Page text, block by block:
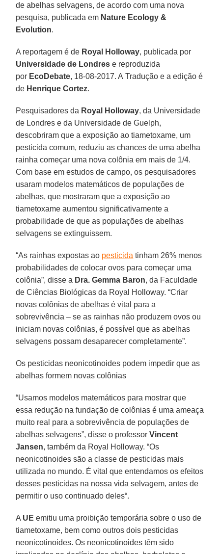
de abelhas selvagens, de acordo com uma nova
pesquisa, publicada em Nature Ecology &
Evolution.
A reportagem é de Royal Holloway, publicada por
Universidade de Londrese reproduzida
por EcoDebate, 18-08-2017. A Tradução e a edição é
de Henrique Cortez.
Pesquisadores da Royal Holloway, da Universidade
de Londres e da Universidade de Guelph,
descobriram que a exposição ao tiametoxame, um
pesticida comum, reduziu as chances de uma abelha
rainha começar uma nova colônia em mais de 1/4.
Com base em estudos de campo, os pesquisadores
usaram modelos matemáticos de populações de
abelhas, que mostraram que a exposição ao
tiametoxame aumentou significativamente a
probabilidade de que as populações de abelhas
selvagens se extinguissem.
“As rainhas expostas ao pesticida tinham 26% menos
probabilidades de colocar ovos para começar uma
colônia”, disse a Dra. Gemma Baron, da Faculdade
de Ciências Biológicas da Royal Holloway. “Criar
novas colônias de abelhas é vital para a
sobrevivência – se as rainhas não produzem ovos ou
iniciam novas colônias, é possível que as abelhas
selvagens possam desaparecer completamente”.
Os pesticidas neonicotinoides podem impedir que as
abelhas formem novas colônias
“Usamos modelos matemáticos para mostrar que
essa redução na fundação de colônias é uma ameaça
muito real para a sobrevivência de populações de
abelhas selvagens”, disse o professorVincent
Jansen, também da Royal Holloway. “Os
neonicotinoides são a classe de pesticidas mais
utilizada no mundo. É vital que entendamos os efeitos
desses pesticidas na nossa vida selvagem, antes de
permitir o uso continuado deles“.
A UE emitiu uma proibição temporária sobre o uso de
tiametoxame, bem como outros dois pesticidas
neonicotinoides. Os neonicotinoides têm sido